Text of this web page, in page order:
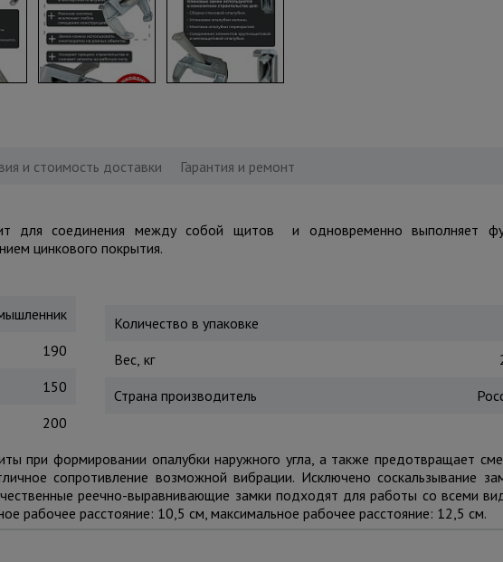
и стоимость доставки Гарантия и ремонт
для соединения между собой щитов и одновременно выполняет
цинкового покрытия.
190
150
200
Количество в упаковке
Вес, кг
Страна производитель
при формировании опалубки наружного угла, а также предотвращает
сопротивление возможной вибрации. Исключено соскальзывание
реечно-выравнивающие замки подходят для работы со всеми
рабочее расстояние: 10,5 см, максимальное рабочее расстояние: 12,5 см.